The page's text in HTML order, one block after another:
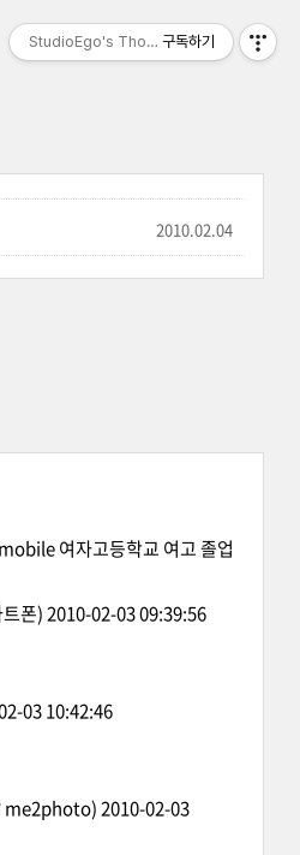
2010.02.04
여자고등학교 여고 졸업
폰)2010-02-03 09:39:56
03 10:42:46
me2photo)2010-02-03
StudioEgo's Thoughts, seasonⅡ
구독하기